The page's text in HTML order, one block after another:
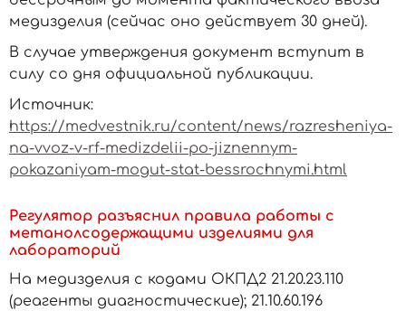
медизделия (сейчас оно действует 30 дней).
В случае утверждения документ вступит в
силу со дня официальной публикации.
Источник:
https://medvestnik.ru/content/news/razresheniya-
na-vvoz-v-rf-medizdelii-po-jiznennym-
pokazaniyam-mogut-stat-bessrochnymi.html
Регулятор разъяснил правила работы с
метанолсодержащими изделиями для
лабораторий
На медизделия с кодами ОКПД2 21.20.23.110
(реагенты диагностические); 21.10.60.196